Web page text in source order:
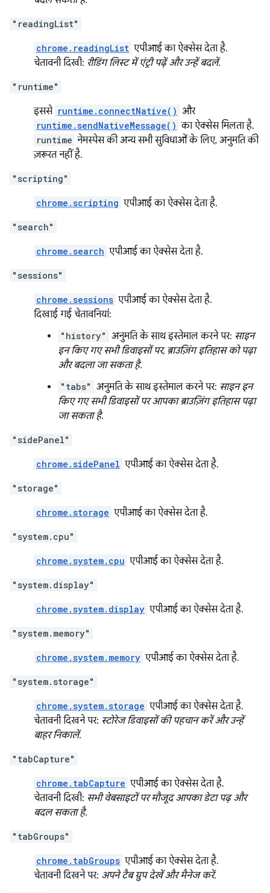
"readingList"
chrome.readingList एपीआई का ऐक्सेस देता है.
चेतावनी दिखी: रीडिंग लिस्ट में एंट्री पढ़ें और उन्हें बदलें.
"runtime"
इससे runtime.connectNative() और
runtime.sendNativeMessage() का ऐक्सेस मिलता है.
runtime नेमस्पेस की अन्य सभी सुविधाओं के लिए, अनुमति की
ज़रूरत नहीं है.
"scripting"
chrome.scripting एपीआई का ऐक्सेस देता है.
"search"
chrome.search एपीआई का ऐक्सेस देता है.
"sessions"
chrome.sessions एपीआई का ऐक्सेस देता है.
दिखाई गई चेतावनियां:
"history" अनुमति के साथ इस्तेमाल करने पर: साइन
इन किए गए सभी डिवाइसों पर, ब्राउज़िंग इतिहास को पढ़ा
और बदला जा सकता है.
"tabs" अनुमति के साथ इस्तेमाल करने पर: साइन इन
किए गए सभी डिवाइसों पर आपका ब्राउज़िंग इतिहास पढ़ा
जा सकता है.
"sidePanel"
chrome.sidePanel एपीआई का ऐक्सेस देता है.
"storage"
chrome.storage एपीआई का ऐक्सेस देता है.
"system.cpu"
chrome.system.cpu एपीआई का ऐक्सेस देता है.
"system.display"
chrome.system.display एपीआई का ऐक्सेस देता है.
"system.memory"
chrome.system.memory एपीआई का ऐक्सेस देता है.
"system.storage"
chrome.system.storage एपीआई का ऐक्सेस देता है.
चेतावनी दिखने पर: स्टोरेज डिवाइसों की पहचान करें और उन्हें
बाहर निकालें.
"tabCapture"
chrome.tabCapture एपीआई का ऐक्सेस देता है.
चेतावनी दिखी: सभी वेबसाइटों पर मौजूद आपका डेटा पढ़ और
बदल सकता है.
"tabGroups"
chrome.tabGroups एपीआई का ऐक्सेस देता है.
चेतावनी दिखने पर: अपने टैब ग्रुप देखें और मैनेज करें.